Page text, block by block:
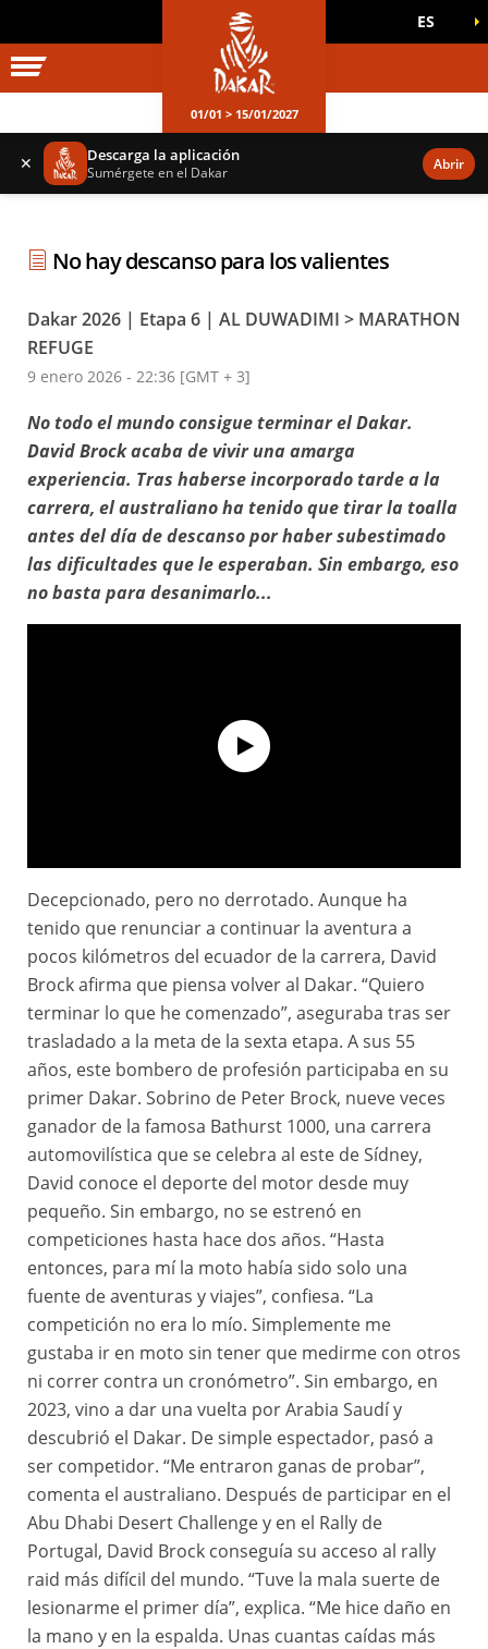
DAKAR
OFICIALES ES
01/01 > 15/01/2027
✕ Descarga la aplicación
Sumérgete en el Dakar Abrir
No hay descanso para los valientes
Dakar 2026 | Etapa 6 | AL DUWADIMI > MARATHON
REFUGE
9 enero 2026 - 22:36 [GMT + 3]
No todo el mundo consigue terminar el Dakar.
David Brock acaba de vivir una amarga
experiencia. Tras haberse incorporado tarde a la
carrera, el australianoha tenidoque tirar la toalla
antes del día de descanso por haber subestimado
las dificultades que le esperaban. Sin embargo, eso
nobasta para desanimarlo...
Dakar 2026 - Inside bivouac - David Brock habla sobre sus lesiones
Decepcionado, pero no derrotado. Aunque ha
tenido que renunciar a continuar la aventura a
pocos kilómetros del ecuador de la carrera, David
Brock afirma que piensa volver al Dakar. “Quiero
terminar lo que he comenzado”, aseguraba tras ser
trasladado a la meta de la sexta etapa. A sus 55
años, este bombero de profesión participaba en su
primer Dakar. Sobrino de Peter Brock, nueve veces
ganador de la famosa Bathurst 1000, una carrera
automovilística que se celebra al este de Sídney,
David conoce el deporte del motor desde muy
pequeño. Sin embargo, no se estrenó en
competiciones hasta hace dos años. “Hasta
entonces, para mí la moto había sido solo una
fuente de aventuras y viajes”, confiesa. “La
competición no era lo mío. Simplemente me
gustaba ir en moto sin tener que medirme con otros
ni correr contra un cronómetro”. Sin embargo, en
2023, vino a dar una vuelta por Arabia Saudí y
descubrió el Dakar. De simple espectador, pasó a
ser competidor. “Me entraron ganas de probar”,
comenta el australiano. Después de participar en el
Abu Dhabi Desert Challenge y en el Rally de
Portugal, David Brock conseguía su acceso al rally
raid más difícil del mundo. “Tuve la mala suerte de
lesionarme el primer día”, explica. “Me hice daño en
la mano y en la espalda. Unas cuantas caídas más